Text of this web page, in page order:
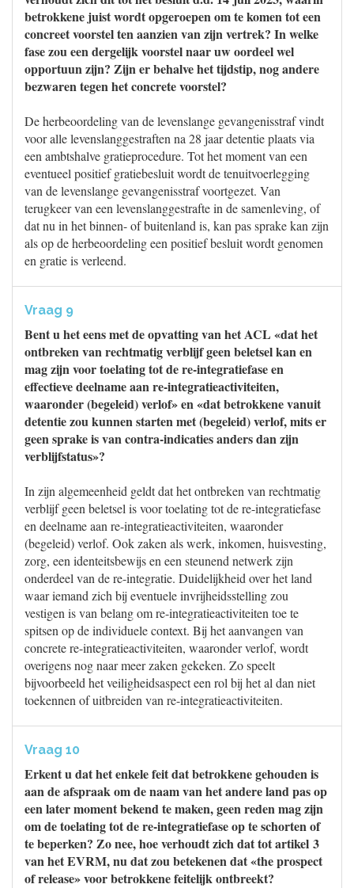
betrokkene juist wordt opgeroepen om te komen tot een
concreet voorstel ten aanzien van zijn vertrek? In welke
fase zou een dergelijk voorstel naar uw oordeel wel
opportuun zijn? Zijn er behalve het tijdstip, nog andere
bezwaren tegen het concrete voorstel?
De herbeoordeling van de levenslange gevangenisstraf vindt
voor alle levenslanggestraften na 28 jaar detentie plaats via
een ambtshalve gratieprocedure. Tot het moment van een
eventueel positief gratiebesluit wordt de tenuitvoerlegging
van de levenslange gevangenisstraf voortgezet. Van
terugkeer van een levenslanggestrafte in de samenleving, of
dat nu in het binnen- of buitenland is, kan pas sprake kan zijn
als op de herbeoordeling een positief besluit wordt genomen
en gratie is verleend.
Vraag 9
Bent u het eens met de opvatting van het ACL «dat het
ontbreken van rechtmatig verblijf geen beletsel kan en
mag zijn voor toelating tot de re-integratiefase en
effectieve deelname aan re-integratieactiviteiten,
waaronder (begeleid) verlof» en «dat betrokkene vanuit
detentie zou kunnen starten met (begeleid) verlof, mits er
geen sprake is van contra-indicaties anders dan zijn
verblijfstatus»?
In zijn algemeenheid geldt dat het ontbreken van rechtmatig
verblijf geen beletsel is voor toelating tot de re-integratiefase
en deelname aan re-integratieactiviteiten, waaronder
(begeleid) verlof. Ook zaken als werk, inkomen, huisvesting,
zorg, een identeitsbewijs en een steunend netwerk zijn
onderdeel van de re-integratie. Duidelijkheid over het land
waar iemand zich bij eventuele invrijheidsstelling zou
vestigen is van belang om re-integratieactiviteiten toe te
spitsen op de individuele context. Bij het aanvangen van
concrete re-integratieactiviteiten, waaronder verlof, wordt
overigens nog naar meer zaken gekeken. Zo speelt
bijvoorbeeld het veiligheidsaspect een rol bij het al dan niet
toekennen of uitbreiden van re-integratieactiviteiten.
Vraag 10
Erkent u dat het enkele feit dat betrokkene gehouden is
aan de afspraak om de naam van het andere land pas op
een later moment bekend te maken, geen reden mag zijn
om de toelating tot de re-integratiefase op te schorten of
te beperken? Zo nee, hoe verhoudt zich dat tot artikel 3
van het EVRM, nu dat zou betekenen dat «the prospect
of release» voor betrokkene feitelijk ontbreekt?